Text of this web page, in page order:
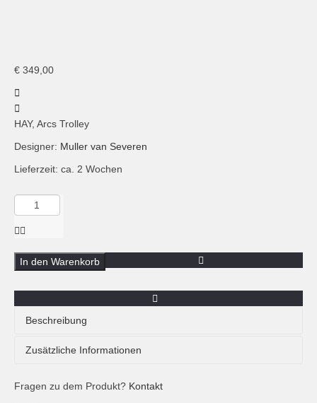
€ 349,00
HAY, Arcs Trolley
Designer: Muller van Severen
Lieferzeit: ca. 2 Wochen
Menge
HAY,
Arcs
High,
eggshell
In den Warenkorb
Beschreibung
Der Arcs Trolley von HAY gehört zu einer Kollektion des
Kollektion auch Leuchten, Spiegel, Vasen und
Zusätzliche Informationen
Zusätzliche Informationen
Fragen zu dem Produkt? Kontakt